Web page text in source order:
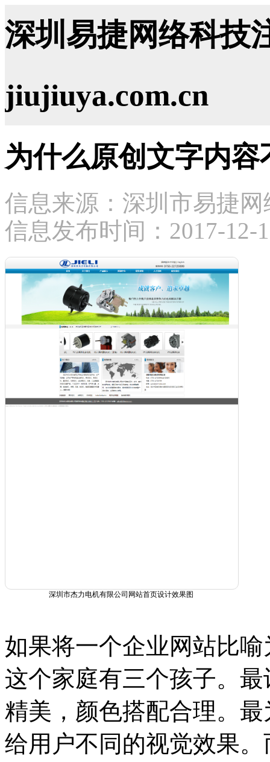
深圳易捷网络科技
jiujiuya.com.cn
为什么原创文字内容
信息来源：深圳市易捷
信息发布时间：2017-12-
深圳市杰力电机有限公司网站首页设计效果图
如果将一个企业网站比
这个家庭有三个孩子。
精美，颜色搭配合理。
给用户不同的视觉效果